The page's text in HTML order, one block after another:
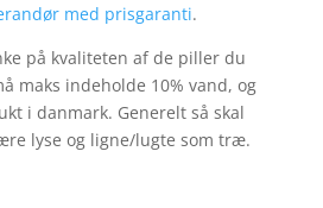
med prisgaranti.
på kvaliteten af de piller du
maks indeholde 10% vand, og
i danmark. Generelt så skal
lyse og ligne/lugte som træ.